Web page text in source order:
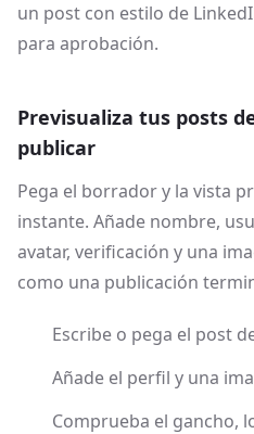
un post con estilo de
para aprobación.
Previsualiza tus posts
publicar
Pega el borrador y la vista
instante. Añade nombre,
avatar, verificación y una
como una publicación
Escribe o pega el post
Añade el perfil y una
Comprueba el gancho,